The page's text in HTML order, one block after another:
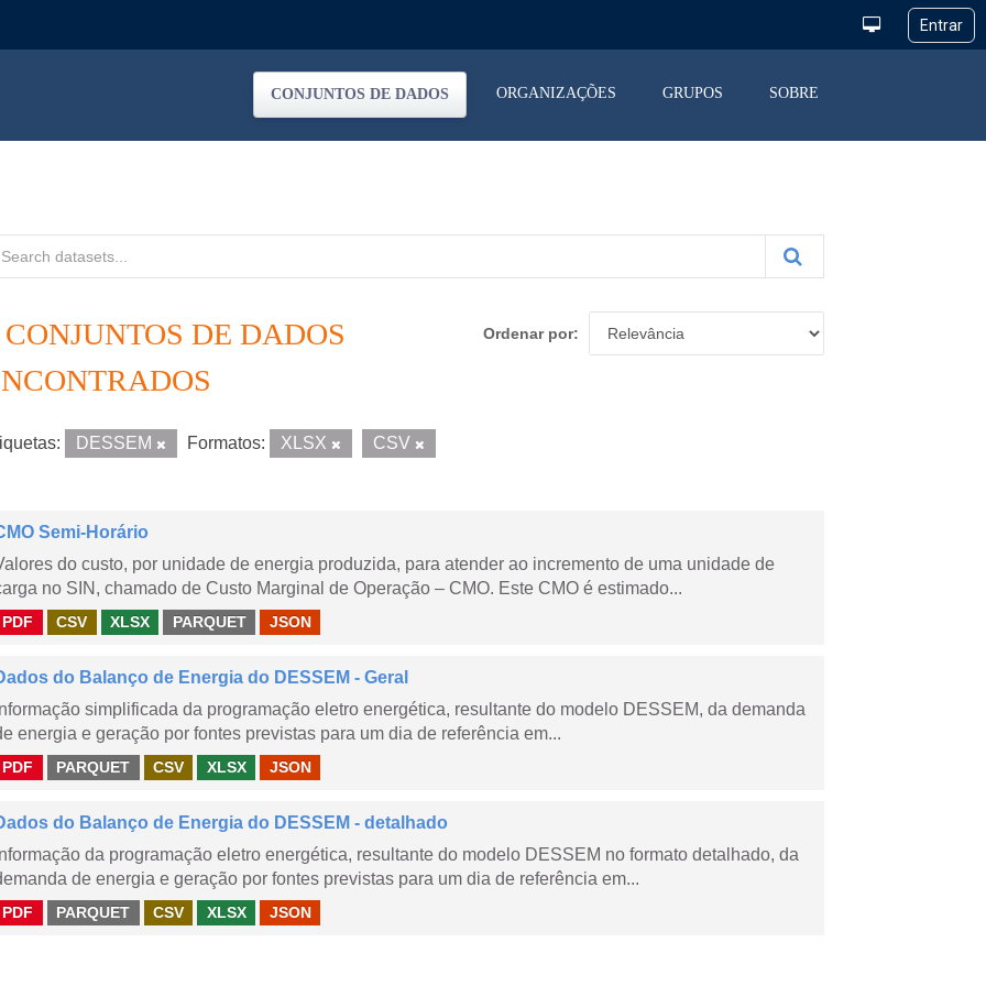
CONJUNTOS DE DADOS ORGANIZAÇÕES GRUPOS SOBRE
Ordenar por
CONJUNTOS DE DADOS
DESSEM Formatos: XLSX CSV
Semi-Horário
do custo, por unidade de energia produzida, para atender ao incremento de uma unidade de
no SIN, chamado de Custo Marginal de Operação – CMO. Este CMO é estimado...
PDF CSV XLSX PARQUET JSON
do Balanço de Energia do DESSEM - Geral
simplificada da programação eletro energética, resultante do modelo DESSEM, da demanda
energia e geração por fontes previstas para um dia de referência em...
PDF PARQUET CSV XLSX JSON
do Balanço de Energia do DESSEM - detalhado
da programação eletro energética, resultante do modelo DESSEM no formato detalhado, da
de energia e geração por fontes previstas para um dia de referência em...
PDF PARQUET CSV XLSX JSON